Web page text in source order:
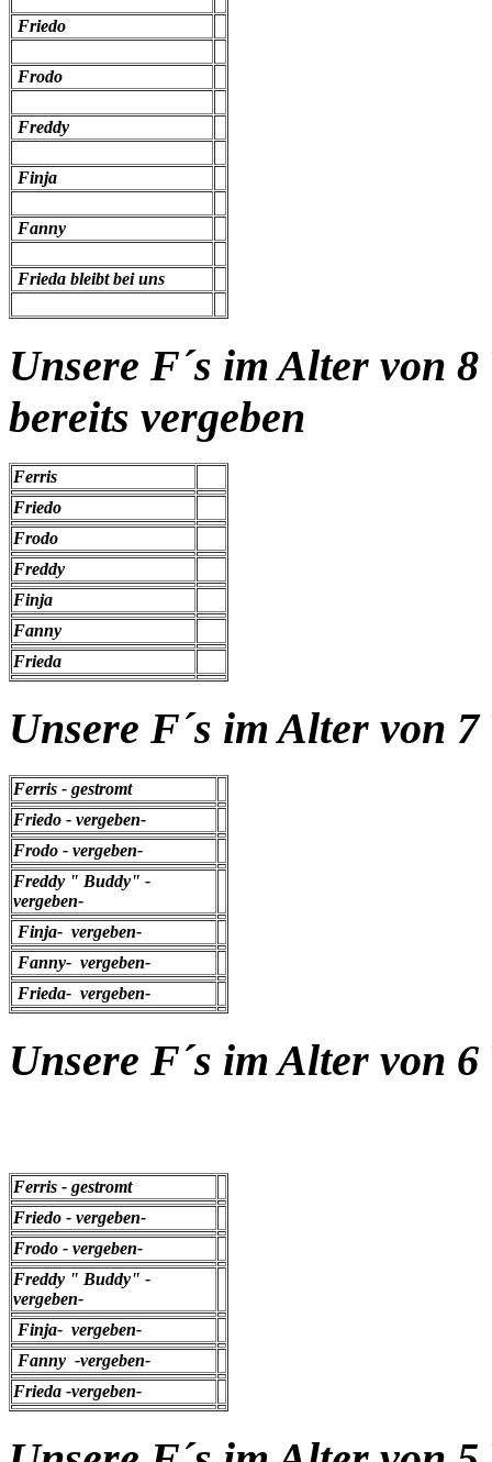
Friedo
Frodo
Freddy
Finja
Fanny
Frieda bleibt bei uns
Unsere F´s im Alter von
bereits vergeben
Ferris
Friedo
Frodo
Freddy
Finja
Fanny
Frieda
Unsere F´s im Alter von 7
Ferris - gestromt
Friedo - vergeben-
Frodo - vergeben-
Freddy " Buddy" -
vergeben-
Finja- vergeben-
Fanny- vergeben-
Frieda- vergeben-
Unsere F´s im Alter von 6
Ferris - gestromt
Friedo - vergeben-
Frodo - vergeben-
Freddy " Buddy" -
vergeben-
Finja- vergeben-
Fanny -vergeben-
Frieda -vergeben-